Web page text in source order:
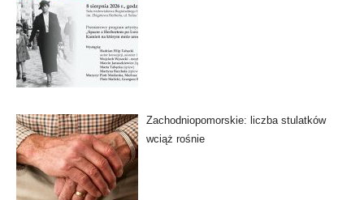
Zachodniopomorskie: liczba stulatków
wciąż rośnie